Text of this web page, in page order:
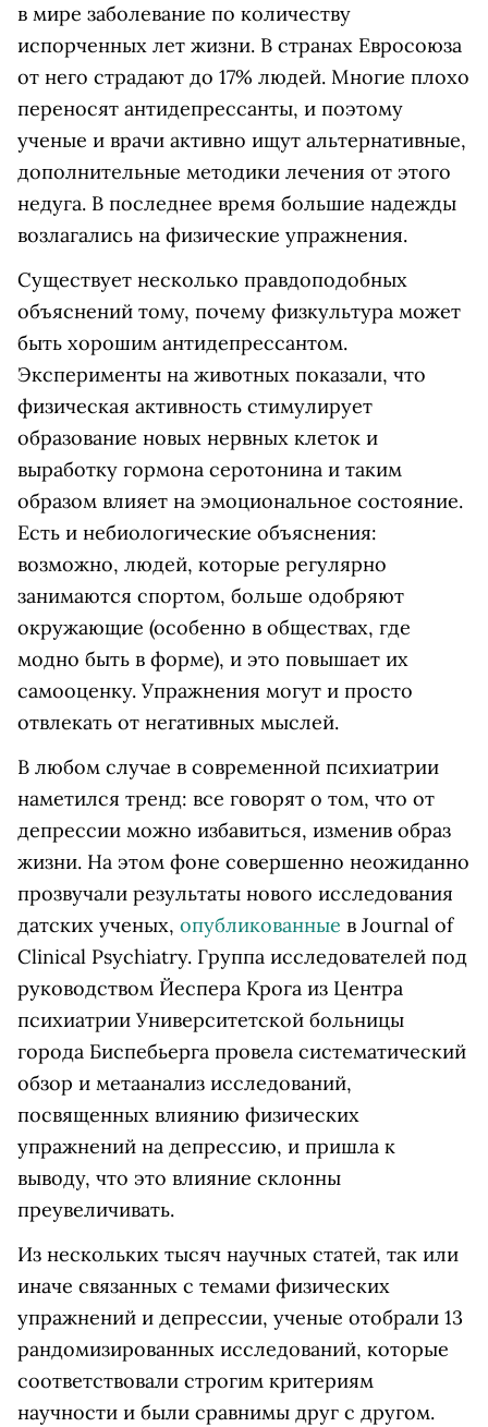
в мире заболевание по количеству
испорченных лет жизни. В странах Евросоюза
от него страдают до 17% людей. Многие плохо
переносят антидепрессанты, и поэтому
ученые и врачи активно ищут альтернативные,
дополнительные методики лечения от этого
недуга. В последнее время большие надежды
возлагались на физические упражнения.
Существует несколько правдоподобных
объяснений тому, почему физкультура может
быть хорошим антидепрессантом.
Эксперименты на животных показали, что
физическая активность стимулирует
образование новых нервных клеток и
выработку гормона серотонина и таким
образом влияет на эмоциональное состояние.
Есть и небиологические объяснения:
возможно, людей, которые регулярно
занимаются спортом, больше одобряют
окружающие (особенно в обществах, где
модно быть в форме), и это повышает их
самооценку. Упражнения могут и просто
отвлекать от негативных мыслей.
В любом случае в современной психиатрии
наметился тренд: все говорят о том, что от
депрессии можно избавиться, изменив образ
жизни. На этом фоне совершенно неожиданно
прозвучали результаты нового исследования
датских ученых, опубликованные в Journal of
Clinical Psychiatry. Группа исследователей под
руководством Йеспера Крога из Центра
психиатрии Университетской больницы
города Биспебьерга провела систематический
обзор и метаанализ исследований,
посвященных влиянию физических
упражнений на депрессию, и пришла к
выводу, что это влияние склонны
преувеличивать.
Из нескольких тысяч научных статей, так или
иначе связанных с темами физических
упражнений и депрессии, ученые отобрали 13
рандомизированных исследований, которые
соответствовали строгим критериям
научности и были сравнимы друг с другом.